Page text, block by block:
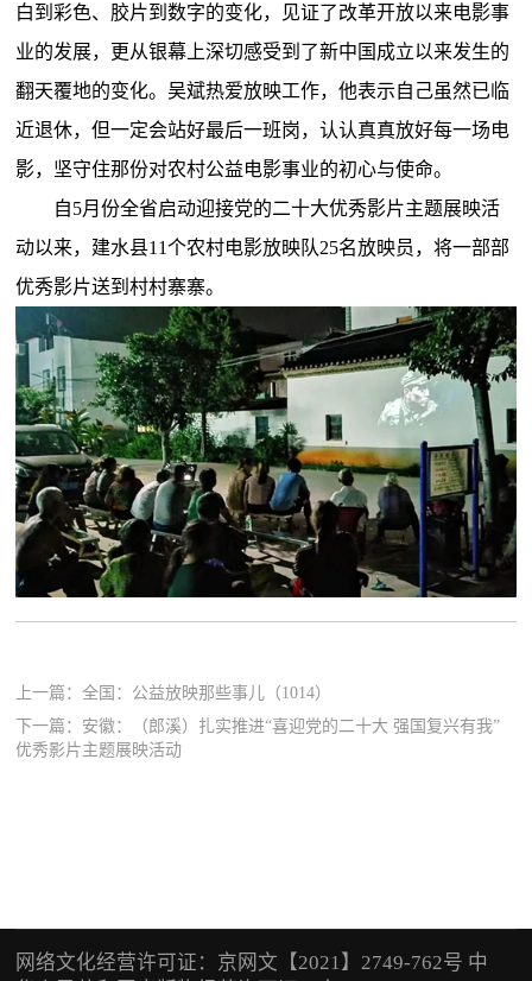
白到彩色、胶片到数字的变化，见证了改革开放以来电影事
业的发展，更从银幕上深切感受到了新中国成立以来发生的
翻天覆地的变化。吴斌热爱放映工作，他表示自己虽然已临
近退休，但一定会站好最后一班岗，认认真真放好每一场电
影，坚守住那份对农村公益电影事业的初心与使命。
自5月份全省启动迎接党的二十大优秀影片主题展映活
动以来，建水县11个农村电影放映队25名放映员，将一部部
优秀影片送到村村寨寨。
上一篇：全国：公益放映那些事儿（1014）
下一篇： 安徽：（郎溪）扎实推进“喜迎党的二十大 强国复兴有我”
优秀影片主题展映活动
网络文化经营许可证：京网文【2021】2749-762号 中